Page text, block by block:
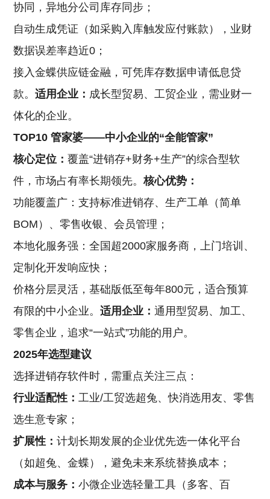
协同，异地分公司库存同步；
自动生成凭证（如采购入库触发应付账款），业财
数据误差率趋近0；
接入金蝶供应链金融，可凭库存数据申请低息贷
款。适用企业： 成长型贸易、工贸企业，需业财一
体化的企业。
TOP10 管家婆——中小企业的“全能管家”
核心定位：覆盖“进销存+财务+生产”的综合型软
件，市场占有率长期领先。核心优势：
功能覆盖广：支持标准进销存、生产工单（简单
BOM）、零售收银、会员管理；
本地化服务强：全国超2000家服务商，上门培训、
定制化开发响应快；
价格分层灵活，基础版低至每年800元，适合预算
有限的中小企业。适用企业：通用型贸易、加工、
零售企业，追求“一站式”功能的用户。
2025年选型建议
选择进销存软件时，需重点关注三点：
行业适配性： 工业/工贸选超兔、快消选用友、零售
选生意专家；
扩展性：计划长期发展的企业优先选一体化平台
（如超兔、金蝶），避免未来系统替换成本；
成本与服务：小微企业选轻量工具（多客、百